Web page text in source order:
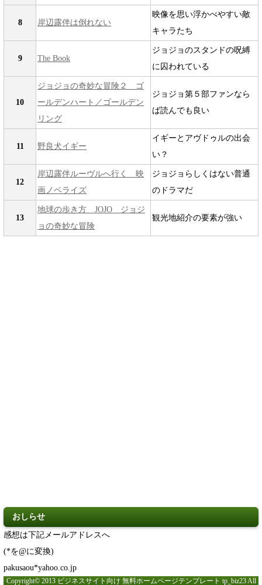
8 岸辺露伴は倒れない
映像を思い浮かべやすい敵
キャラたち
9 The Book
ジョジョのスタンドの呪縛
に囚われている
10
ジョジョの奇妙な冒険２ ゴ
ールデンハート／ゴールデン
リング
ジョジョ第５部ファンなら
ば読んでも良い
11 野良犬イギー
イギーとアヴドゥルの出会
い？
12
岸辺露伴ルーヴルへ行く 映
画ノベライズ
ジョジョらしくはない普通
のドラマだ
13
地球の歩き方 JOJO ジョジ
ョの奇妙な冒険
観光地紹介の要素が強い
おしらせ
感想は下記メールアドレスへ
(*を@に変換)
pakusaou*yahoo.co.jp
Copyright© 2013 ビジネスサイト向け 無料ホームページテンプレート tp_biz23 All